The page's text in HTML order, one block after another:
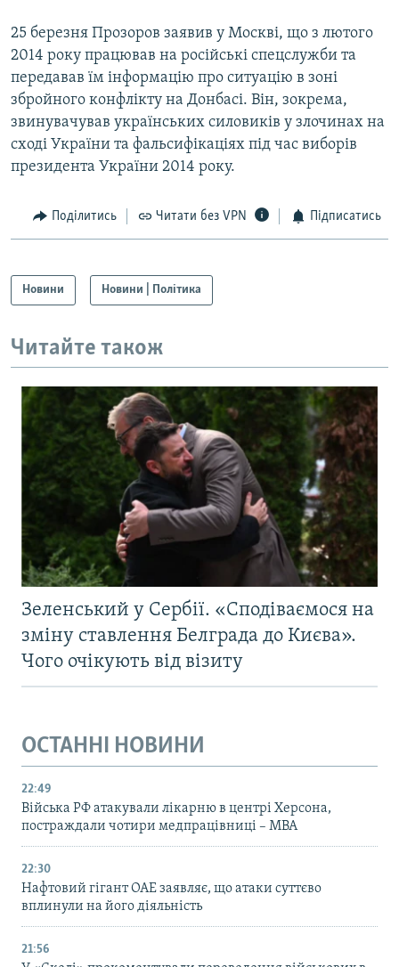
25 березня Прозоров заявив у Москві, що з лютого
2014 року працював на російські спецслужби та
передавав їм інформацію про ситуацію в зоні
збройного конфлікту на Донбасі. Він, зокрема,
звинувачував українських силовиків у злочинах на
сході України та фальсифікаціях під час виборів
президента України 2014 року.
Поділитись Читати без VPN Підписатись
Новини Новини | Політика
Читайте також
Зеленський у Сербії. «Сподіваємося на
зміну ставлення Белграда до Києва».
Чого очікують від візиту
ОСТАННІ НОВИНИ
22:49
Війська РФ атакували лікарню в центрі Херсона,
постраждали чотири медпрацівниці – МВА
22:30
Нафтовий гігант ОАЕ заявляє, що атаки суттєво
вплинули на його діяльність
21:56